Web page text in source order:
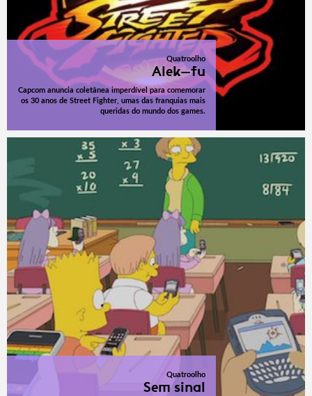
Quatroolho
Alek-fu
Capcom anuncia coletânea imperdível para comemorar
os 30 anos de Street Fighter, umas das franquias mais
queridas do mundo dos games.
Quatroolho
Sem sinal